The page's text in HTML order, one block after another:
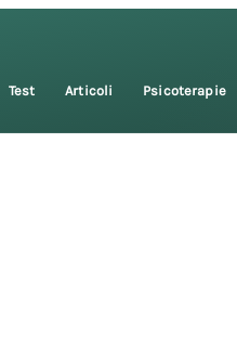
Test Articoli Psicoterapie